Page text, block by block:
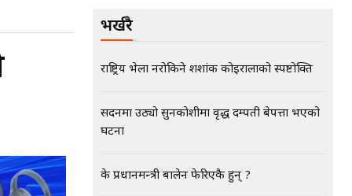
भर्खरै
राष्ट्रिय भेला नरोकिने शशांक कोइरालाको स्पष्टोक्ति
सदनमा उठ्यो सुनकोशीमा वृद्ध दम्पती बेपत्ता भएको
घटना
के प्रधानमन्त्री बालेन फेरिएकै हुन् ?